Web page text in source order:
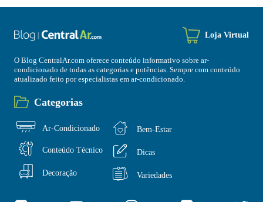
Loja Virtual
O Blog CentralAr.com oferece conteúdo informativo sobre ar-
condicionado de todas as categorias e potências. Sempre com conteúdo
atualizado feito por especialistas em ar-condicionado.
Categorias
Ar-Condicionado
Conteúdo Técnico
Decoração
Bem-Estar
Dicas
Variedades